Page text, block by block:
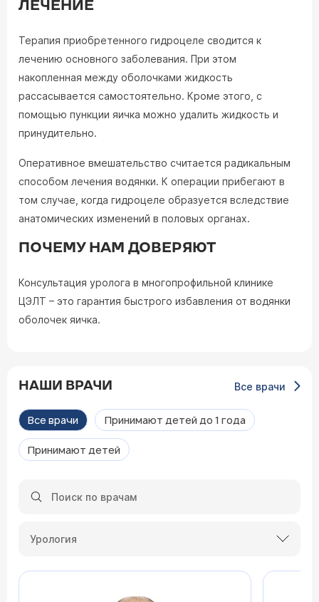
ЛЕЧЕНИЕ
Терапия приобретенного гидроцеле сводится к
лечению основного заболевания. При этом
накопленная между оболочками жидкость
рассасывается самостоятельно. Кроме этого, с
помощью пункции яичка можно удалить жидкость и
принудительно.
Оперативное вмешательство считается радикальным
способом лечения водянки. К операции прибегают в
том случае, когда гидроцеле образуется вследствие
анатомических изменений в половых органах.
ПОЧЕМУ НАМ ДОВЕРЯЮТ
Консультация уролога в многопрофильной клинике
ЦЭЛТ – это гарантия быстрого избавления от водянки
оболочек яичка.
НАШИ ВРАЧИ Все врачи
Все врачи Принимают детей до 1 года
Принимают детей
Урология